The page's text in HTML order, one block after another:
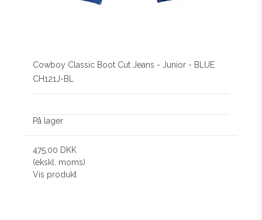
Cowboy Classic Boot Cut Jeans - Junior - BLUE
CH121J-BL
På lager
475,00 DKK
(ekskl. moms)
Vis produkt